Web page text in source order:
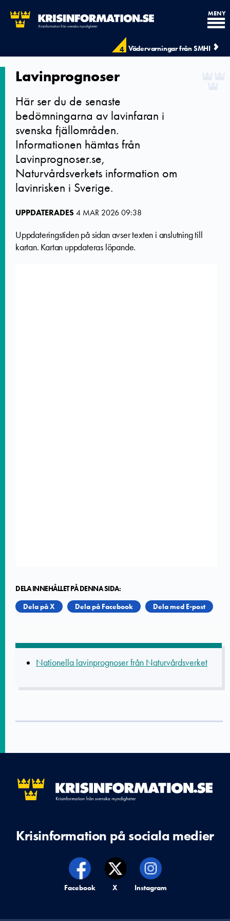
4 Vädervarningar från SMHI
MENY
Lavinprognoser
Här ser du de senaste
bedömningarna av lavinfaran i
svenska fjällområden.
Informationen hämtas från
Lavinprognoser.se,
Naturvårdsverkets information om
lavinrisken i Sverige.
UPPDATERADES4 MAR 2026 09:38
Uppdateringstiden på sidan avser texten i anslutning till
kartan. Kartan uppdateras löpande.
DELA INNEHÅLLET PÅ DENNA SIDA:
Dela på X
Dela på Facebook Dela med E-post
Nationella lavinprognoser från Naturvårdsverket
Krisinformation på sociala medier
Krisinformation på,
Facebook Krisinformation på,
X Krisinformation på,
Instagram